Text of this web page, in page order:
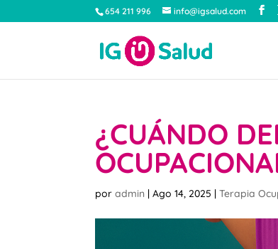
654 211 996 info@igsalud.com
¿CUÁNDO
poradmin |Ago 14, 2025 |Terapia